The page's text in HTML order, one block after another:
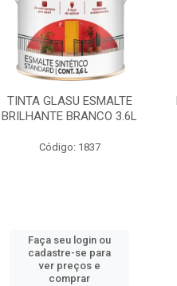
TINTA GLASU ESMALTE
BRILHANTE BRANCO 3.6L
Código: 1837
Faça seu login ou
cadastre-se para
ver preços e
comprar